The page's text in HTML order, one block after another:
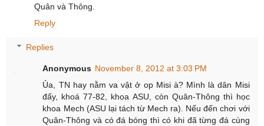
Quân và Thông.
Reply
Replies
Anonymous November 8, 2012 at 3:03 PM
Ủa, TN hay nằm va vật ở op Misi à? Mình là dân Misi
đấy, khoá 77-82, khoa ASU, còn Quân-Thông thì học
khoa Mech (ASU lại tách từ Mech ra). Nếu đến chơi với
Quân-Thông và có đá bóng thì có khi đã từng đá cùng